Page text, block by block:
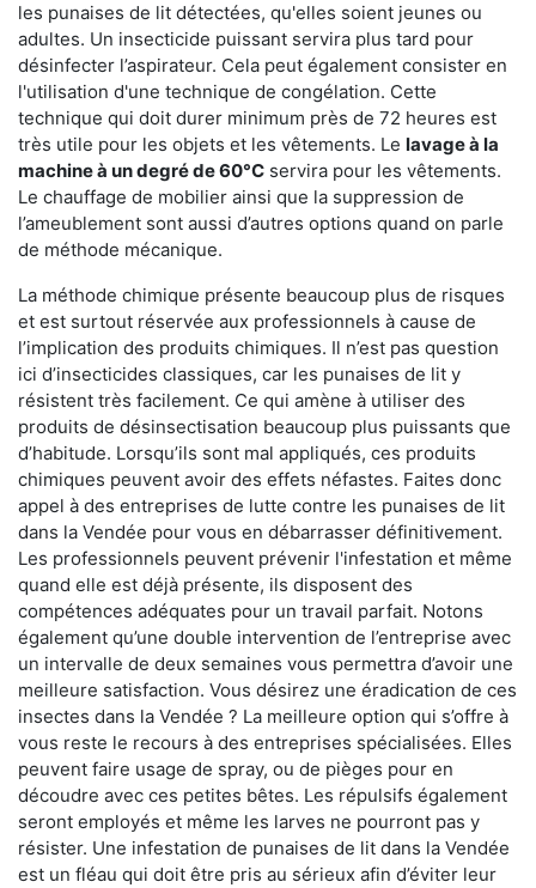
les punaises de lit détectées, qu'elles soient jeunes ou
adultes. Un insecticide puissant servira plus tard pour
désinfecter l’aspirateur. Cela peut également consister en
l'utilisation d'une technique de congélation. Cette
technique qui doit durer minimum près de 72 heures est
très utile pour les objets et les vêtements. Le lavage à la
machine à un degré de 60°C servira pour les vêtements.
Le chauffage de mobilier ainsi que la suppression de
l’ameublement sont aussi d’autres options quand on parle
de méthode mécanique.
La méthode chimique présente beaucoup plus de risques
et est surtout réservée aux professionnels à cause de
l’implication des produits chimiques. Il n’est pas question
ici d’insecticides classiques, car les punaises de lit y
résistent très facilement. Ce qui amène à utiliser des
produits de désinsectisation beaucoup plus puissants que
d’habitude. Lorsqu’ils sont mal appliqués, ces produits
chimiques peuvent avoir des effets néfastes. Faites donc
appel à des entreprises de lutte contre les punaises de lit
dans la Vendée pour vous en débarrasser définitivement.
Les professionnels peuvent prévenir l'infestation et même
quand elle est déjà présente, ils disposent des
compétences adéquates pour un travail parfait. Notons
également qu’une double intervention de l’entreprise avec
un intervalle de deux semaines vous permettra d’avoir une
meilleure satisfaction. Vous désirez une éradication de ces
insectes dans la Vendée ? La meilleure option qui s’offre à
vous reste le recours à des entreprises spécialisées. Elles
peuvent faire usage de spray, ou de pièges pour en
découdre avec ces petites bêtes. Les répulsifs également
seront employés et même les larves ne pourront pas y
résister. Une infestation de punaises de lit dans la Vendée
est un fléau qui doit être pris au sérieux afin d’éviter leur